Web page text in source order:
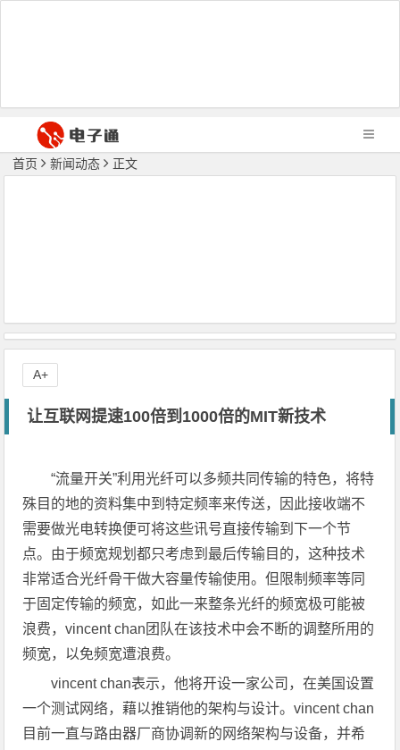
首页 新闻动态 正文
让互联网提速100倍到1000倍的MIT新技术
“流量开关”利用光纤可以多频共同传输的特色，将特
殊目的地的资料集中到特定频率来传送，因此接收端不
需要做光电转换便可将这些讯号直接传输到下一个节
点。由于频宽规划都只考虑到最后传输目的，这种技术
非常适合光纤骨干做大容量传输使用。但限制频率等同
于固定传输的频宽，如此一来整条光纤的频宽极可能被
浪费，vincent chan团队在该技术中会不断的调整所用的
频宽，以免频宽遭浪费。
vincent chan表示，他将开设一家公司，在美国设置
一个测试网络，藉以推销他的架构与设计。vincent chan
目前一直与路由器厂商协调新的网络架构与设备，并希
A+